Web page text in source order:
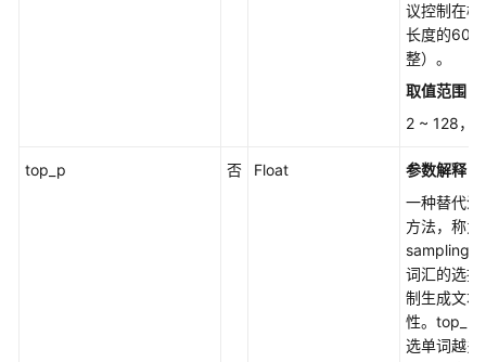
议控制在模
长度的
整）。
取值范围：
2 ~ 128，
top_p 否 Float
参数解释：
一种替代温
方法，称
sampling
词汇的选择
制生成文本
性。top_p
选单词越多